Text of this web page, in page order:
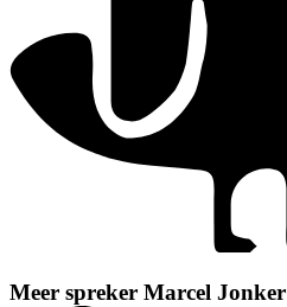
Meer spreker Marcel Jonker